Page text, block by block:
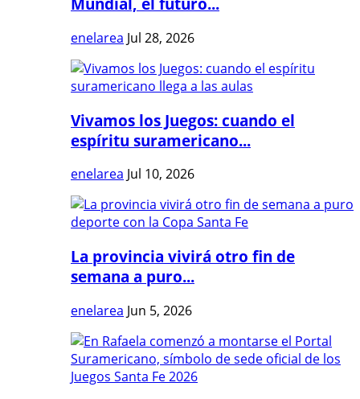
enelarea Jul 28, 2026
Vivamos los Juegos: cuando el
espíritu suramericano...
enelarea Jul 10, 2026
La provincia vivirá otro fin de
semana a puro...
enelarea Jun 5, 2026